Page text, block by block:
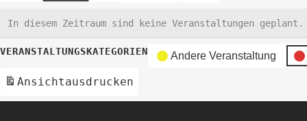
In diesem Zeitraum sind keine Veranstaltungen geplant.
VERANSTALTUNGSKATEGORIEN Andere Veranstaltung
Ansichtausdrucken